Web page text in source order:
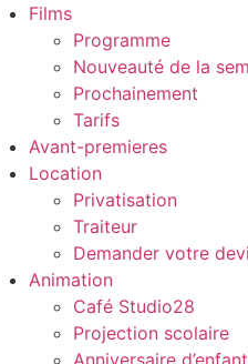
Films
Programme
Nouveauté de la
Prochainement
Tarifs
Avant-premieres
Location
Privatisation
Traiteur
Demander votre
Animation
Café Studio28
Projection scolaire
Anniversaire d’enfant